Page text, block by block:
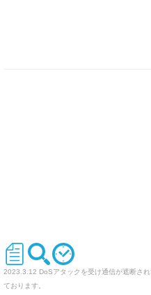
2023.3.12 DoSアタックを受け通信が遮断さ
ております。